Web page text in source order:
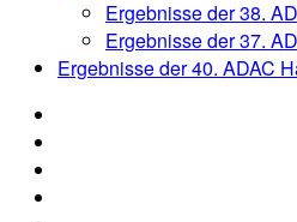
Ergebnisse der 38.
Ergebnisse der 37.
Ergebnisse der 40. ADAC